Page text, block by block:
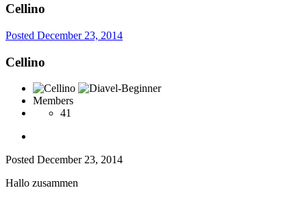
Cellino
Posted December 23, 2014
Cellino
Members
41
Posted December 23, 2014
Hallo zusammen